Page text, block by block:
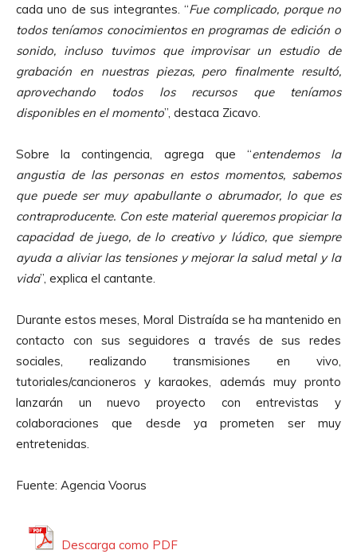
cada uno de sus integrantes. “Fue complicado, porque no
todos teníamos conocimientos en programas de edición o
sonido, incluso tuvimos que improvisar un estudio de
grabación en nuestras piezas, pero finalmente resultó,
aprovechando todos los recursos que teníamos
disponibles en el momento”, destaca Zicavo.
Sobre la contingencia, agrega que “entendemos la
angustia de las personas en estos momentos, sabemos
que puede ser muy apabullante o abrumador, lo que es
contraproducente. Con este material queremos propiciar la
capacidad de juego, de lo creativo y lúdico, que siempre
ayuda a aliviar las tensiones y mejorar la salud metal y la
vida”, explica el cantante.
Durante estos meses, Moral Distraída se ha mantenido en
contacto con sus seguidores a través de sus redes
sociales, realizando transmisiones en vivo,
tutoriales/cancioneros y karaokes, además muy pronto
lanzarán un nuevo proyecto con entrevistas y
colaboraciones que desde ya prometen ser muy
entretenidas.
Fuente: Agencia Voorus
Descarga como PDF